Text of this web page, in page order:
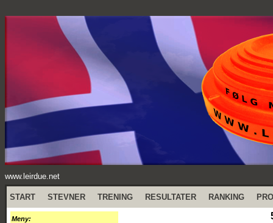
www.leirdue.net
START STEVNER TRENING RESULTATER RANKING
Meny: